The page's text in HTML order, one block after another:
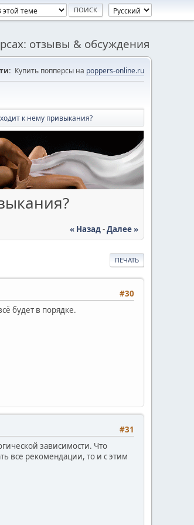
отзывы & обсуждения
Купить попперсы на poppers-online.ru
к нему привыкания?
« Назад-Далее »
ПЕЧАТЬ
#30
будет в порядке.
#31
зависимости. Что
все рекомендации, то и с этим